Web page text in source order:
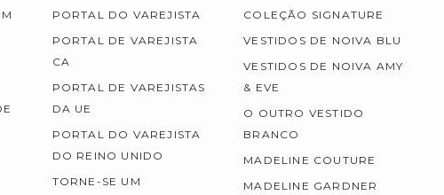
PORTAL DO VAREJISTA
PORTAL DE VAREJISTA
CA
PORTAL DE VAREJISTAS
DA UE
PORTAL DO VAREJISTA
DO REINO UNIDO
TORNE-SE UM
COLEÇÃO SIGNATURE
VESTIDOS DE NOIVA BLU
VESTIDOS DE NOIVA AMY
& EVE
O OUTRO VESTIDO
BRANCO
MADELINE COUTURE
MADELINE GARDNER